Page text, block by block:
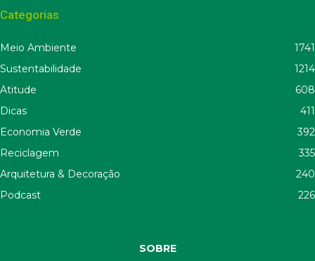
Categorias
Meio Ambiente
1741
Sustentabilidade
1214
Atitude
608
Dicas
411
Economia Verde
392
Reciclagem
335
Arquitetura & Decoração
240
Podcast
226
SOBRE